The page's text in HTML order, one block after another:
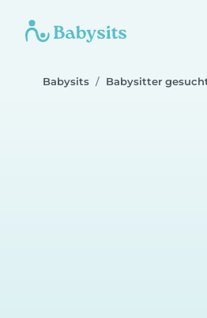
Babysits Babysitter